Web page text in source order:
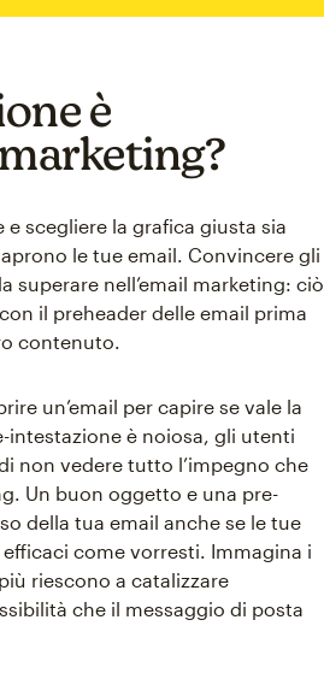
è
scegliere la grafica giusta sia
le tue email. Convincere gli
superare nell’email marketing: ciò
il preheader delle email prima
contenuto.
un’email per capire se vale la
intestazione è noiosa, gli utenti
non vedere tutto l’impegno che
Un buon oggetto e una pre-
della tua email anche se le tue
come vorresti. Immagina i
riescono a catalizzare
che il messaggio di posta